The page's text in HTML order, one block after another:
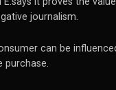
journalism.
can be
purchase.